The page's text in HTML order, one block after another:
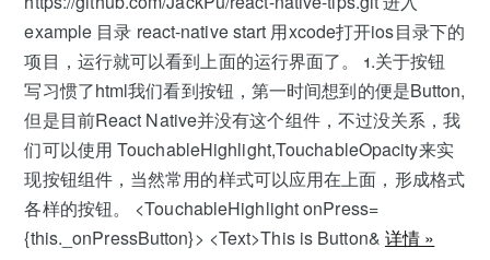
example 目录 react-native start 用xcode打开ios目录下的
项目，运行就可以看到上面的运行界面了。 1.关于按钮
写习惯了html我们看到按钮，第一时间想到的便是Button,
但是目前React Native并没有这个组件，不过没关系，我
们可以使用 TouchableHighlight,TouchableOpacity来实
现按钮组件，当然常用的样式可以应用在上面，形成格式
各样的按钮。 <TouchableHighlight onPress=
{this._onPressButton}> <Text>This is Button& 详情 »